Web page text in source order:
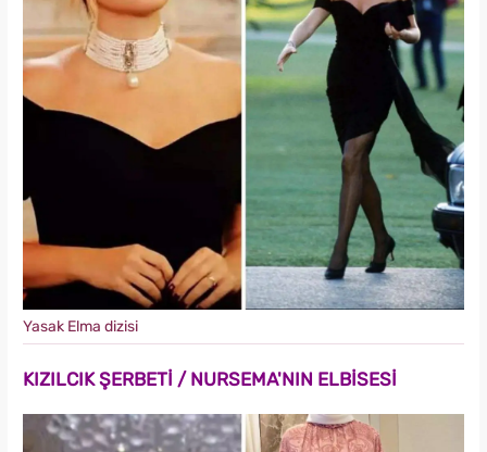
Yasak Elma dizisi
KIZILCIK ŞERBETİ / NURSEMA'NIN ELBİSESİ